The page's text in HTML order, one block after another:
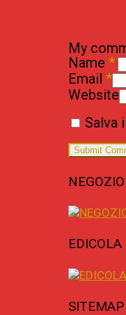
My
Name *
Email *
Website
Salva
NEGOZIO
EDICOLA
SITEMAP